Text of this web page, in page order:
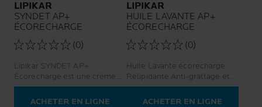
LIPIKAR
SYNDET AP+
ÉCORECHARGE
(0)
Lipikar SYNDET AP+
Écorecharge est une crème
lavante pour les nouveaux-
nés, nourrissons, enfants et
ACHETER EN LIGNE
LIPIKAR
HUILE LAVANTE AP+
ÉCORECHARGE
(0)
Huile Lavante écorecharge
Relipidante Anti-grattage et
anti-irritations
ACHETER EN LIGNE